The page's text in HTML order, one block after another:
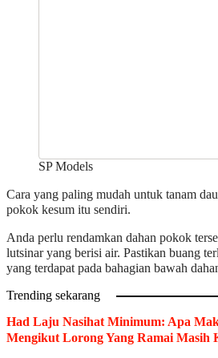
SP Models
Cara yang paling mudah untuk tanam
pokok kesum itu sendiri.
Anda perlu rendamkan dahan pokok
lutsinar yang berisi air. Pastikan buang
yang terdapat pada bahagian bawah
Trending sekarang
Had Laju Nasihat Minimum: Apa
Mengikut Lorong Yang Ramai Masih